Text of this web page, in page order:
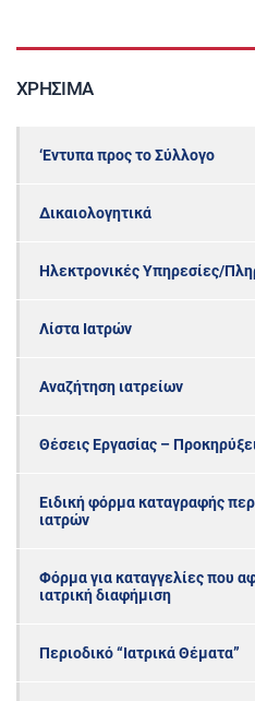
ΧΡΉΣΙΜΑ
‘Εντυπα προς το Σύλλογο
Δικαιολογητικά
Ηλεκτρονικές Υπηρεσίες/
Λίστα Ιατρών
Αναζήτηση ιατρείων
Θέσεις Εργασίας –
Ειδική φόρμα καταγραφής
ιατρών
Φόρμα για καταγγελίες που
ιατρική διαφήμιση
Περιοδικό “Ιατρικά Θέματα”